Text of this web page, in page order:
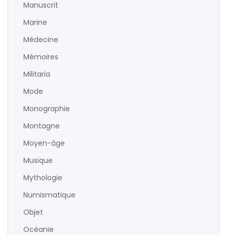
Manuscrit
Marine
Médecine
Mémoires
Militaria
Mode
Monographie
Montagne
Moyen-âge
Musique
Mythologie
Numismatique
Objet
Océanie